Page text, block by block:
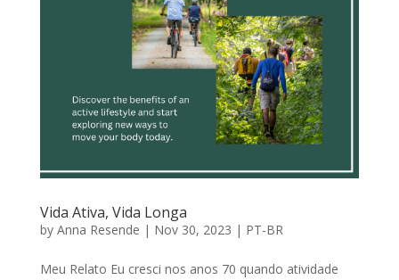
Vida Ativa, Vida Longa
by Anna Resende | Nov 30, 2023 | PT-BR
Meu Relato Eu cresci nos anos 70 quando atividade